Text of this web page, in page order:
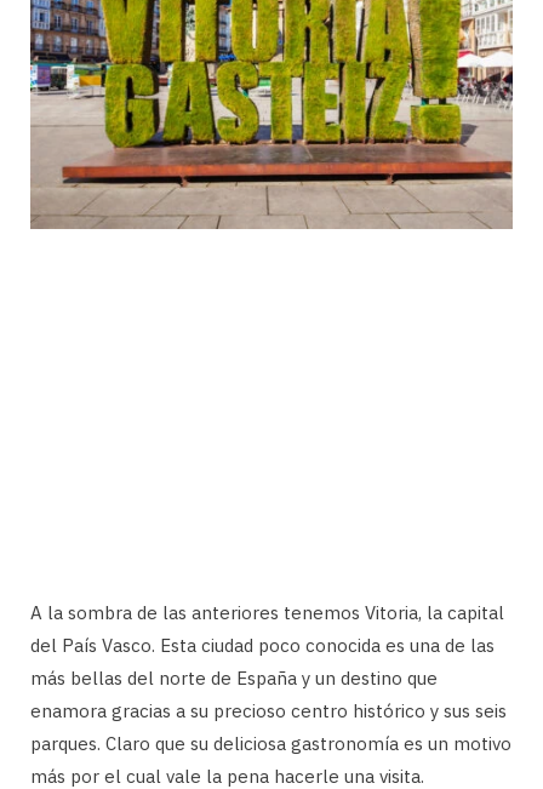
A la sombra de las anteriores tenemos Vitoria, la capital
del País Vasco. Esta ciudad poco conocida es una de las
más bellas del norte de España y un destino que
enamora gracias a su precioso centro histórico y sus seis
parques. Claro que su deliciosa gastronomía es un motivo
más por el cual vale la pena hacerle una visita.